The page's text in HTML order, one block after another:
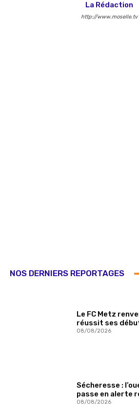
La Rédaction
http://www.moselle.tv
NOS DERNIERS REPORTAGES
Le FC Metz
réussit ses
08/08/2026
Sécheresse :
passe en alerte
08/08/2026